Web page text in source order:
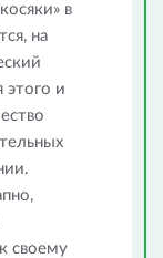
в
на
этого и
своему